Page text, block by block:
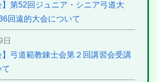
】第52回ジュニア・シニア弓道大
回遠的大会について
】弓道範教錬士会第２回講習会受講